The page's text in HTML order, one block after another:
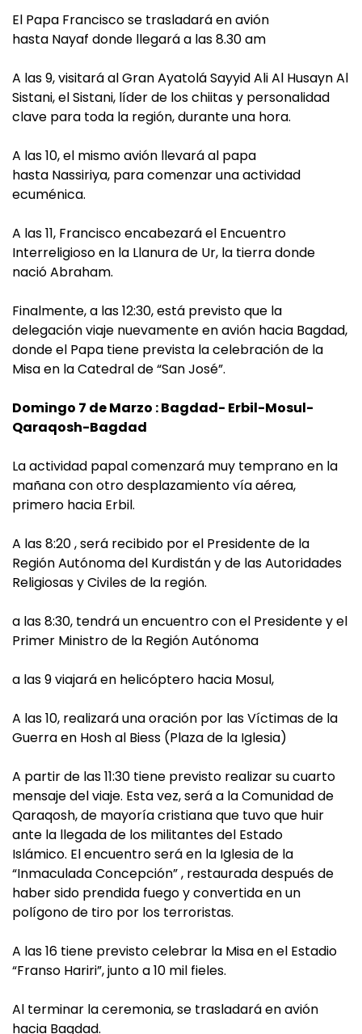
El Papa Francisco se trasladará en avión
hasta Nayaf donde llegará a las 8.30 am
A las 9, visitará al Gran Ayatolá Sayyid Ali Al Husayn Al
Sistani, el Sistani, líder de los chiitas y personalidad
clave para toda la región, durante una hora.
A las 10, el mismo avión llevará al papa
hasta Nassiriya, para comenzar una actividad
ecuménica.
A las 11, Francisco encabezará el Encuentro
Interreligioso en la Llanura de Ur, la tierra donde
nació Abraham.
Finalmente, a las 12:30, está previsto que la
delegación viaje nuevamente en avión hacia Bagdad,
donde el Papa tiene prevista la celebración de la
Misa en la Catedral de “San José”.
Domingo 7 de Marzo : Bagdad- Erbil-Mosul-
Qaraqosh-Bagdad
La actividad papal comenzará muy temprano en la
mañana con otro desplazamiento vía aérea,
primero hacia Erbil.
A las 8:20 , será recibido por el Presidente de la
Región Autónoma del Kurdistán y de las Autoridades
Religiosas y Civiles de la región.
a las 8:30, tendrá un encuentro con el Presidente y el
Primer Ministro de la Región Autónoma
a las 9 viajará en helicóptero hacia Mosul,
A las 10, realizará una oración por las Víctimas de la
Guerra en Hosh al Biess (Plaza de la Iglesia)
A partir de las 11:30 tiene previsto realizar su cuarto
mensaje del viaje. Esta vez, será a la Comunidad de
Qaraqosh, de mayoría cristiana que tuvo que huir
ante la llegada de los militantes del Estado
Islámico. El encuentro será en la Iglesia de la
“Inmaculada Concepción” , restaurada después de
haber sido prendida fuego y convertida en un
polígono de tiro por los terroristas.
A las 16 tiene previsto celebrar la Misa en el Estadio
“Franso Hariri”, junto a 10 mil fieles.
Al terminar la ceremonia, se trasladará en avión
hacia Bagdad.